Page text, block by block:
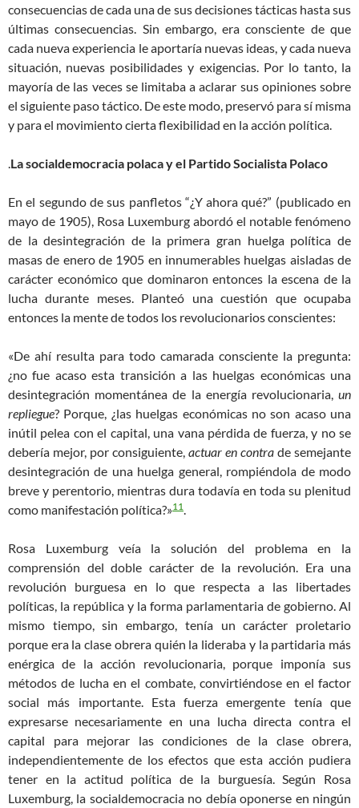
consecuencias de cada una de sus decisiones tácticas hasta sus
últimas consecuencias. Sin embargo, era consciente de que
cada nueva experiencia le aportaría nuevas ideas, y cada nueva
situación, nuevas posibilidades y exigencias. Por lo tanto, la
mayoría de las veces se limitaba a aclarar sus opiniones sobre
el siguiente paso táctico. De este modo, preservó para sí misma
y para el movimiento cierta flexibilidad en la acción política.
.La socialdemocracia polaca y el Partido Socialista Polaco
En el segundo de sus panfletos “¿Y ahora qué?” (publicado en
mayo de 1905), Rosa Luxemburg abordó el notable fenómeno
de la desintegración de la primera gran huelga política de
masas de enero de 1905 en innumerables huelgas aisladas de
carácter económico que dominaron entonces la escena de la
lucha durante meses. Planteó una cuestión que ocupaba
entonces la mente de todos los revolucionarios conscientes:
«De ahí resulta para todo camarada consciente la pregunta:
¿no fue acaso esta transición a las huelgas económicas una
desintegración momentánea de la energía revolucionaria, un
repliegue? Porque, ¿las huelgas económicas no son acaso una
inútil pelea con el capital, una vana pérdida de fuerza, y no se
debería mejor, por consiguiente, actuar en contra de semejante
desintegración de una huelga general, rompiéndola de modo
breve y perentorio, mientras dura todavía en toda su plenitud
como manifestación política?»11.
Rosa Luxemburg veía la solución del problema en la
comprensión del doble carácter de la revolución. Era una
revolución burguesa en lo que respecta a las libertades
políticas, la república y la forma parlamentaria de gobierno. Al
mismo tiempo, sin embargo, tenía un carácter proletario
porque era la clase obrera quién la lideraba y la partidaria más
enérgica de la acción revolucionaria, porque imponía sus
métodos de lucha en el combate, convirtiéndose en el factor
social más importante. Esta fuerza emergente tenía que
expresarse necesariamente en una lucha directa contra el
capital para mejorar las condiciones de la clase obrera,
independientemente de los efectos que esta acción pudiera
tener en la actitud política de la burguesía. Según Rosa
Luxemburg, la socialdemocracia no debía oponerse en ningún